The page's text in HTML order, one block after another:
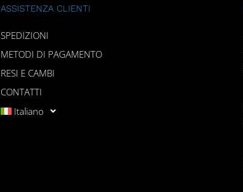
ASSISTENZA CLIENTI
SPEDIZIONI
METODI DI PAGAMENTO
RESI E CAMBI
CONTATTI
Italiano